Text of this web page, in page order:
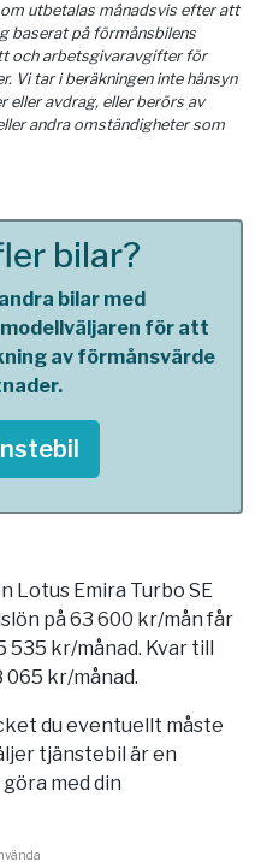
utbetalas månadsvis efter att
baserat på förmånsbilens
och arbetsgivaravgifter för
Vi tar i beräkningen inte hänsyn
eller avdrag, eller berörs av
andra omständigheter som
bilar?
bilar med
för att
av förmånsvärde
Lotus Emira Turbo SE
på 63 600 kr/mån får
kr/månad. Kvar till
kr/månad.
du eventuellt måste
tjänstebil är en
med din